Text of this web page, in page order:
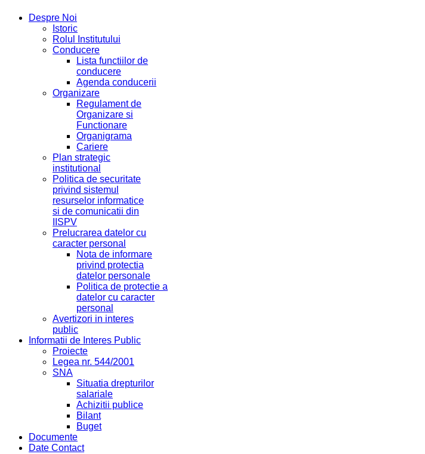
Despre Noi
Istoric
Rolul Institutului
Conducere
Lista functiilor de
conducere
Agenda conducerii
Organizare
Regulament de
Organizare si
Functionare
Organigrama
Cariere
Plan strategic
institutional
Politica de securitate
privind sistemul
resurselor informatice
si de comunicatii din
IISPV
Prelucrarea datelor cu
caracter personal
Nota de informare
privind protectia
datelor personale
Politica de protectie a
datelor cu caracter
personal
Avertizori in interes
public
Informatii de Interes Public
Proiecte
Legea nr. 544/2001
SNA
Situatia drepturilor
salariale
Achizitii publice
Bilant
Buget
Documente
Date Contact